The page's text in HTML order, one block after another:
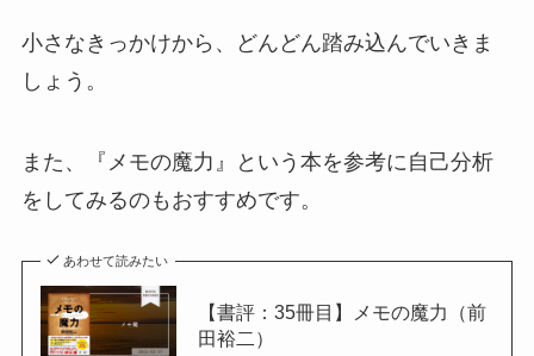
小さなきっかけから、どんどん踏み込んでいきま
しょう。
また、『メモの魔力』という本を参考に自己分析
をしてみるのもおすすめです。
あわせて読みたい
【書評：35冊目】メモの魔力（前
田裕二）